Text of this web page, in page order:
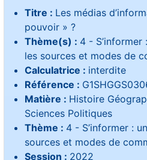
Titre : Les médias
pouvoir » ?
Thème(s) : 4 -
les sources et modes de
Calculatrice : interdite
Référence :
Matière : Histoire
Sciences Politiques
Thème : 4 - S’informer :
sources et modes de
Session : 2022